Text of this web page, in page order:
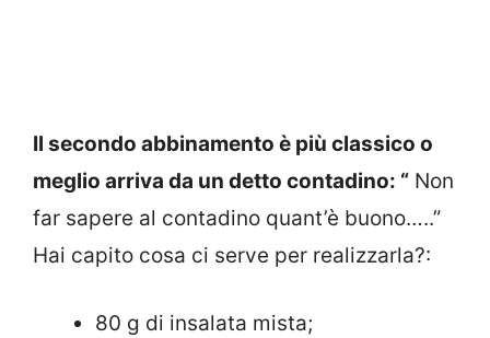
Il secondo abbinamento è più classico o
meglio arriva da un detto contadino: “ Non
far sapere al contadino quant’è buono…..”
Hai capito cosa ci serve per realizzarla?:
80 g di insalata mista;